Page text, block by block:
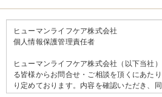
ヒューマンライフケア株式会社
個人情報保護管理責任者
ヒューマンライフケア株式会社（以下当社
る皆様からお問合せ・ご相談を頂くにあた
り定めております。内容を確認いただき、